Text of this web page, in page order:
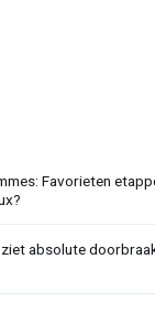
Favorieten
absolute